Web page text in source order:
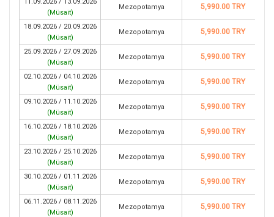
(Müsait)
Mezopotamya 5,990.00 TRY
18.09.2026 / 20.09.2026
(Müsait)
Mezopotamya 5,990.00 TRY
25.09.2026 / 27.09.2026
(Müsait)
Mezopotamya 5,990.00 TRY
02.10.2026 / 04.10.2026
(Müsait)
Mezopotamya 5,990.00 TRY
09.10.2026 / 11.10.2026
(Müsait)
Mezopotamya 5,990.00 TRY
16.10.2026 / 18.10.2026
(Müsait)
Mezopotamya 5,990.00 TRY
23.10.2026 / 25.10.2026
(Müsait)
Mezopotamya 5,990.00 TRY
30.10.2026 / 01.11.2026
(Müsait)
Mezopotamya 5,990.00 TRY
06.11.2026 / 08.11.2026
(Müsait)
Mezopotamya 5,990.00 TRY